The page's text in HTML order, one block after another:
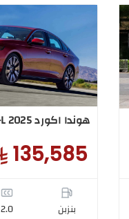
هوندا اكورد EX-L 2025
135,585
بنزبن 2.0